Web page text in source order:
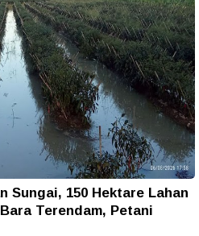
Sungai, 150 Hektare Lahan
Terendam, Petani